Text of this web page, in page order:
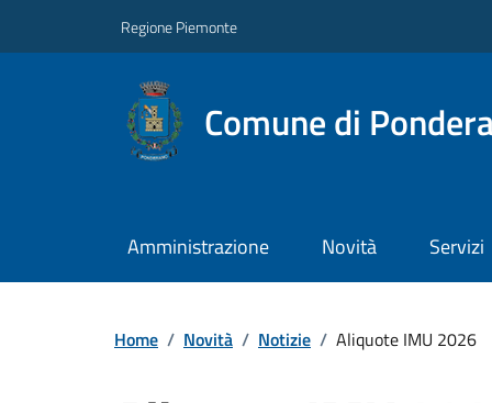
Regione Piemonte
Comune di
Amministrazione Novità Servizi
Home / Novità / Notizie / Aliquote IMU 2026